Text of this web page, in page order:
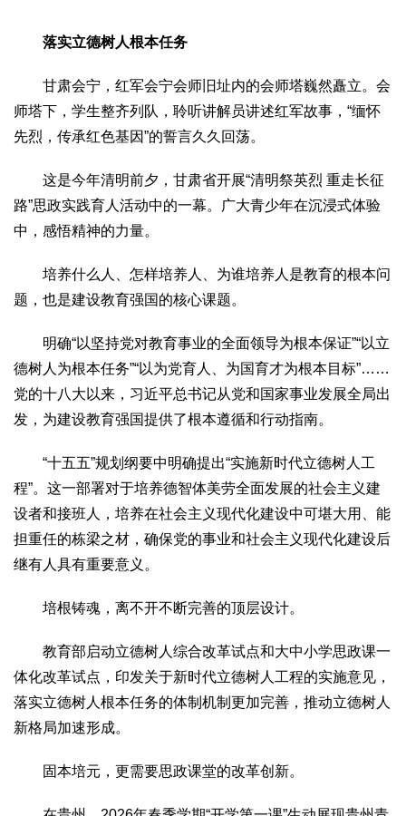
杂志简介 杂志编委会 组织机构 联系我们 智慧中国动态
智慧环保
智慧会客厅 县域经济 城乡建设 乡村振兴
康养
成果展示
政策发布 视频播报 工程案例
康养智库
合作伙伴
落实立德树人根本任务
甘肃会宁，红军会宁会师旧址内的会师塔巍然矗立。会
师塔下，学生整齐列队，聆听讲解员讲述红军故事，“缅怀
先烈，传承红色基因”的誓言久久回荡。
这是今年清明前夕，甘肃省开展“清明祭英烈 重走长征
路”思政实践育人活动中的一幕。广大青少年在沉浸式体验
中，感悟精神的力量。
培养什么人、怎样培养人、为谁培养人是教育的根本问
题，也是建设教育强国的核心课题。
明确“以坚持党对教育事业的全面领导为根本保证”“以立
德树人为根本任务”“以为党育人、为国育才为根本目标”……
党的十八大以来，习近平总书记从党和国家事业发展全局出
发，为建设教育强国提供了根本遵循和行动指南。
“十五五”规划纲要中明确提出“实施新时代立德树人工
程”。这一部署对于培养德智体美劳全面发展的社会主义建
设者和接班人，培养在社会主义现代化建设中可堪大用、能
担重任的栋梁之材，确保党的事业和社会主义现代化建设后
继有人具有重要意义。
培根铸魂，离不开不断完善的顶层设计。
教育部启动立德树人综合改革试点和大中小学思政课一
体化改革试点，印发关于新时代立德树人工程的实施意见，
落实立德树人根本任务的体制机制更加完善，推动立德树人
新格局加速形成。
固本培元，更需要思政课堂的改革创新。